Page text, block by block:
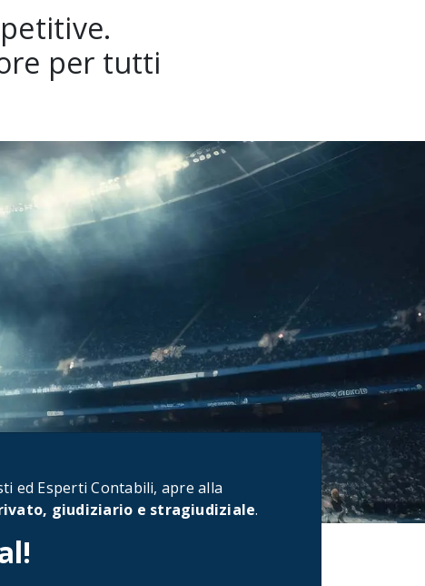
per tutti
ed Esperti Contabili, apre alla
giudiziario e stragiudiziale.